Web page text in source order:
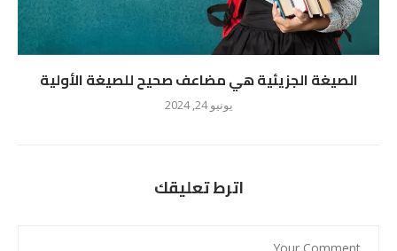
الصيغة الجزيئية هي مضاعف صحيح للصيغة الأولية
يونيو 24, 2024
اترط تعليقك